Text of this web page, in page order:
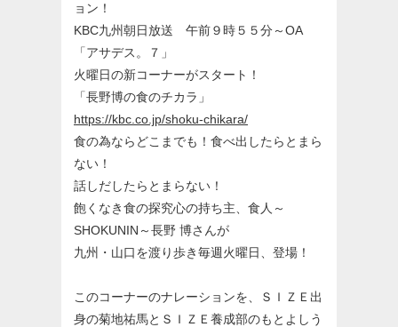
ョン！
KBC九州朝日放送 午前９時５５分～OA
「アサデス。７」
火曜日の新コーナーがスタート！
「長野博の食のチカラ」
https://kbc.co.jp/shoku-chikara/
食の為ならどこまでも！食べ出したらとまら
ない！
話しだしたらとまらない！
飽くなき食の探究心の持ち主、食人～
SHOKUNIN～長野 博さんが
九州・山口を渡り歩き毎週火曜日、登場！
このコーナーのナレーションを、ＳＩＺＥ出
身の菊地祐馬とＳＩＺＥ養成部のもとよしう